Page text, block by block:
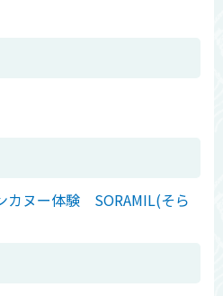
カヌー体験 SORAMIL(そら